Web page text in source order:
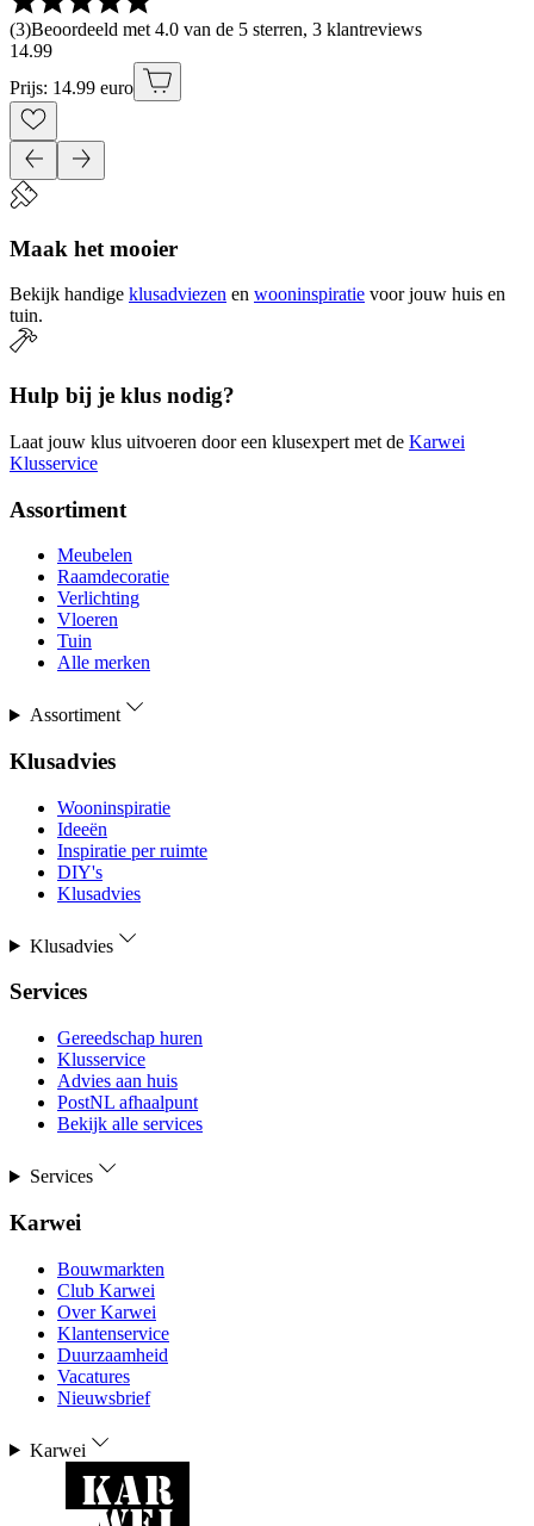
(3)Beoordeeld met 4.0 van de 5 sterren, 3 klantreviews
14.99
Prijs: 14.99 euro
Maak het mooier
Bekijk handige klusadviezen en wooninspiratie voor jouw huis en
tuin.
Hulp bij je klus nodig?
Laat jouw klus uitvoeren door een klusexpert met de Karwei
Klusservice
Assortiment
Meubelen
Raamdecoratie
Verlichting
Vloeren
Tuin
Alle merken
Assortiment
Klusadvies
Wooninspiratie
Ideeën
Inspiratie per ruimte
DIY's
Klusadvies
Klusadvies
Services
Gereedschap huren
Klusservice
Advies aan huis
PostNL afhaalpunt
Bekijk alle services
Services
Karwei
Bouwmarkten
Club Karwei
Over Karwei
Klantenservice
Duurzaamheid
Vacatures
Nieuwsbrief
Karwei